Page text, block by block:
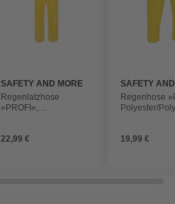
SAFETY AND MORE
Regenlatzhose
»PROFI«,
22,99 €
SAFETY
Regenhose
Polyester/
19,99 €